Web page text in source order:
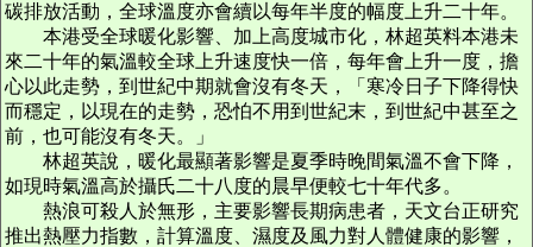
碳排放活動，全球溫度亦會續以每年半度的幅度上升二十年。
本港受全球暖化影響、加上高度城市化，林超英料本港未
來二十年的氣溫較全球上升速度快一倍，每年會上升一度，擔
心以此走勢，到世紀中期就會沒有冬天，「寒冷日子下降得快
而穩定，以現在的走勢，恐怕不用到世紀末，到世紀中甚至之
前，也可能沒有冬天。」
林超英說，暖化最顯著影響是夏季時晚間氣溫不會下降，
如現時氣溫高於攝氏二十八度的晨早便較七十年代多。
熱浪可殺人於無形，主要影響長期病患者，天文台正研究
推出熱壓力指數，計算溫度、濕度及風力對人體健康的影響，